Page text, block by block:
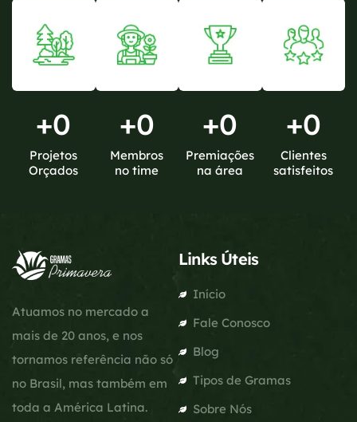
+0
Projetos
Orçados
+0
Membros
no time
+0
Premiações
na área
+0
Clientes
satisfeitos
Atuamos no mercado a
mais de 20 anos, e nos
tornamos referência não só
no Brasil, mas também em
toda a América Latina.
Links Úteis
Início
Fale Conosco
Blog
Tipos de Gramas
Sobre Nós